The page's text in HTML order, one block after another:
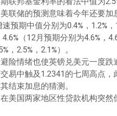
美联储的预测意味着今年还要
速预期中值分别为0.4%，1.2%
4.6%（12月预期分别为4.6%，
，2.5%，2.1%）。
避险情绪也使英镑兑美元一度
易中触及1.2341的七周高点
结束加息的猜测。
在美国两家地区性贷款机构突